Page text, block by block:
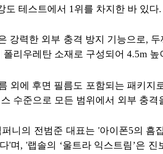
도 테스트에서 1위를 차지한 바 있다.
강력한 외부 충격 방지 기능으로,
폴리우레탄 소재로 구성되어 4.5m
외에 후면 필름도 포함되는 패키
수준으로 모든 범위에서 외부 충격
니의 전범준 대표는 '아이폰5의
'며, '랩솔의 ‘울트라 익스트림’은